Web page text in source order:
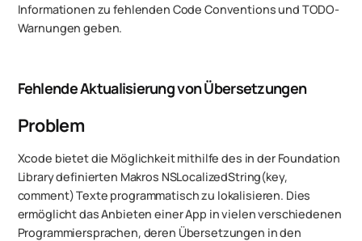
Informationen zu fehlenden Code Conventions und TODO-
Warnungen geben.
Fehlende Aktualisierung von Übersetzungen
Problem
Xcode bietet die Möglichkeit mithilfe des in der Foundation
Library definierten Makros NSLocalizedString(key,
comment) Texte programmatisch zu lokalisieren. Dies
ermöglicht das Anbieten einer App in vielen verschiedenen
Programmiersprachen, deren Übersetzungen in den